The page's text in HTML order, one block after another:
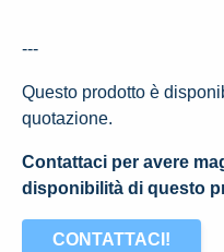
---
Questo prodotto è
quotazione.
Contattaci per avere
disponibilità di questo
CONTATTACI!